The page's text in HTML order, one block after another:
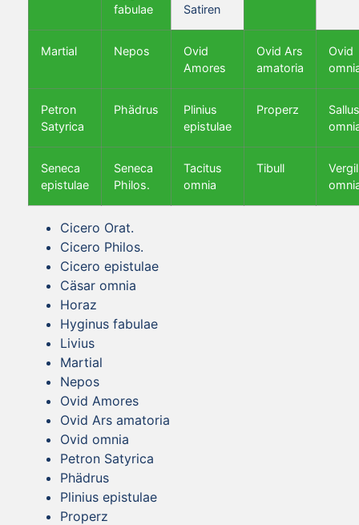
fabulae
Satiren
Martial Nepos
Ovid
Amores
Ovid Ars
amatoria
Ovid
Petron
Satyrica
Phädrus
Plinius
epistulae
Properz
Seneca
epistulae
Seneca
Philos.
Tacitus
omnia
Tibull
Vergil
Cicero Orat.
Cicero Philos.
Cicero epistulae
Cäsar omnia
Horaz
Hyginus fabulae
Livius
Martial
Nepos
Ovid Amores
Ovid Ars amatoria
Ovid omnia
Petron Satyrica
Phädrus
Plinius epistulae
Properz